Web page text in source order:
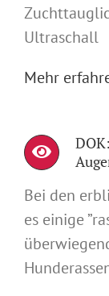
Ultraschall
Mehr
Bei den
es einige